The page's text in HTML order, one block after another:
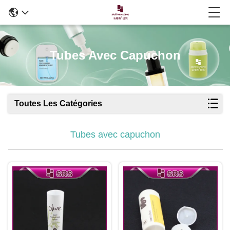
Tubes Avec Capuchon
Toutes Les Catégories
Tubes avec capuchon